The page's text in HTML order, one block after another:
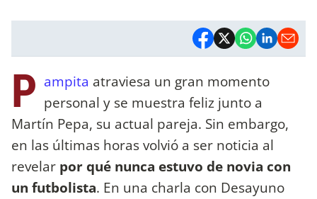
P ampita atraviesa un gran momento
personal y se muestra feliz junto a
Martín Pepa, su actual pareja. Sin embargo,
en las últimas horas volvió a ser noticia al
revelar por qué nunca estuvo de novia con
un futbolista. En una charla con Desayuno